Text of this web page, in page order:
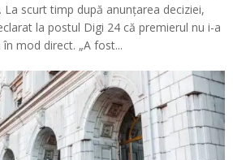
La scurt timp după anunțarea deciziei,
la postul Digi 24 că premierul nu i-a
mod direct. „A fost...